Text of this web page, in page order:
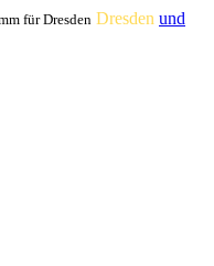
für Dresden Dresden und